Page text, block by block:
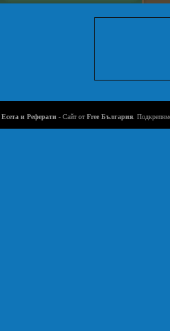
Есета и Реферати- Сайт отFree България.